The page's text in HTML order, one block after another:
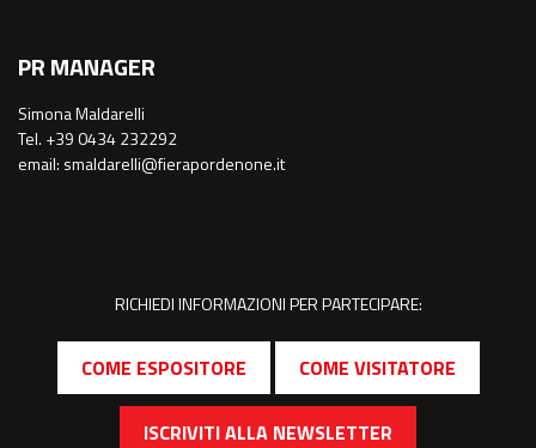
PR MANAGER
Simona Maldarelli
Tel. +39 0434 232292
email: smaldarelli@fierapordenone.it
RICHIEDI INFORMAZIONI PER PARTECIPARE:
COME ESPOSITORE COME VISITATORE
ISCRIVITI ALLA NEWSLETTER